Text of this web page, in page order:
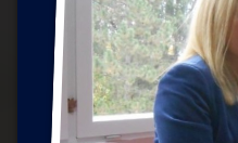
Željko Krznarić
Mario Lovreković
Miroslav Šantek